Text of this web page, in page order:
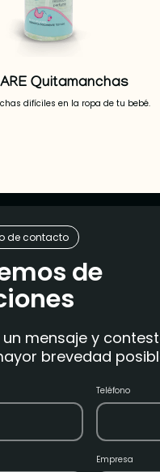
Quitamanchas
difíciles en la ropa de tu bebé.
de contacto
de
un mensaje y
brevedad
Teléfono
Empresa